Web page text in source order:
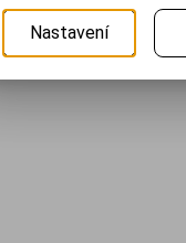
kamerový
systém
Nastavení